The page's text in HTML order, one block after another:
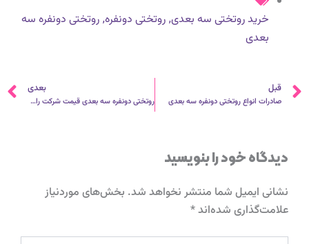
خرید روتختی سه بعدی, روتختی دونفره, روتختی دونفره سه
بعدی
قبلی
قبل
صادرات انواع روتختی دونفره سه بعدی
بعدی
روتختی دونفره سه بعدی قیمت شرکت رادمان
دیدگاه‌ خود را بنویسید
نشانی ایمیل شما منتشر نخواهد شد. بخش‌های موردنیاز
علامت‌گذاری شده‌اند*